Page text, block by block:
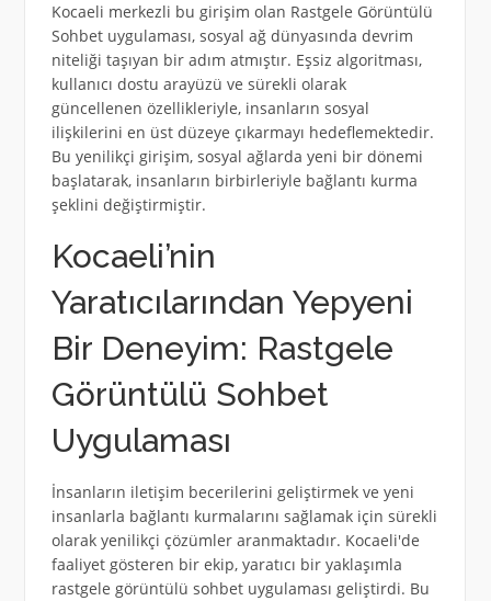
Kocaeli merkezli bu girişim olan Rastgele Görüntülü
Sohbet uygulaması, sosyal ağ dünyasında devrim
niteliği taşıyan bir adım atmıştır. Eşsiz algoritması,
kullanıcı dostu arayüzü ve sürekli olarak
güncellenen özellikleriyle, insanların sosyal
ilişkilerini en üst düzeye çıkarmayı hedeflemektedir.
Bu yenilikçi girişim, sosyal ağlarda yeni bir dönemi
başlatarak, insanların birbirleriyle bağlantı kurma
şeklini değiştirmiştir.
Kocaeli’nin
Yaratıcılarından Yepyeni
Bir Deneyim: Rastgele
Görüntülü Sohbet
Uygulaması
İnsanların iletişim becerilerini geliştirmek ve yeni
insanlarla bağlantı kurmalarını sağlamak için sürekli
olarak yenilikçi çözümler aranmaktadır. Kocaeli'de
faaliyet gösteren bir ekip, yaratıcı bir yaklaşımla
rastgele görüntülü sohbet uygulaması geliştirdi. Bu